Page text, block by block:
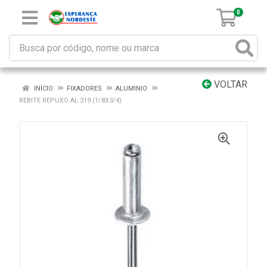
0
VOLTAR
INÍCIO FIXADORES
ALUMINIO
REBITE REPUXO AL 319 (1/8X3/4)